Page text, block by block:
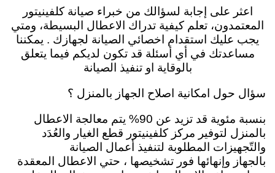
اعثر على إجابة لسؤالك من خبراء صيانة كلفينيتور
المعتمدون، تعلم كيفية تدراك الاعطال البسيطة، ومتي
يجب عليك استقدام اخصائي الصيانة لجهازك . يمكننا
مساعدتك في أي أسئلة قد تكون لديكم فيما يتعلق
بالوقاية او تنفيذ الصيانة
سؤال حول امكانية اصلاح الجهاز بالمنزل ؟
بنسبة مئوية قد تزيد عن 90% يتم معالجة الاعطال
بالمنزل لتوفير مركز كلفينيتور قطع الغيار والعُدَد
والتّجهيزات المطلوبة لتنفيذ أعمال الصيانة
بالجهاز وإنهائها فور تشخيصها ، حتي الاعطال المعقدة